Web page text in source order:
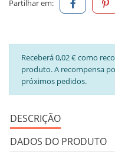
Partilhar em:
Receberá 0,02 € como
produto. A recompensa
próximos pedidos.
DESCRIÇÃO
DADOS DO PRODUTO